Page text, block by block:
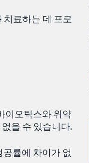
치료하는 데 프로
이오틱스와 위약
을 수 있습니다.
률에 차이가 없